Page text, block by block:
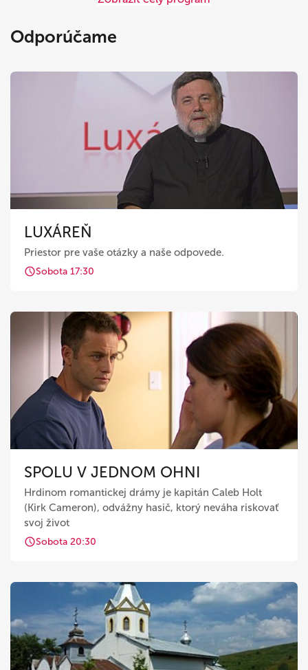
Odporúčame
LUXÁREŇ
Priestor pre vaše otázky a naše odpovede.
Sobota 17:30
SPOLU V JEDNOM OHNI
Hrdinom romantickej drámy je kapitán Caleb Holt
(Kirk Cameron), odvážny hasič, ktorý neváha riskovať
svoj život
Sobota 20:30